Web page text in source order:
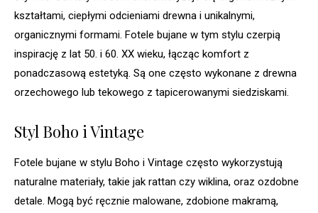
kształtami, ciepłymi odcieniami drewna i unikalnymi,
organicznymi formami. Fotele bujane w tym stylu czerpią
inspirację z lat 50. i 60. XX wieku, łącząc komfort z
ponadczasową estetyką. Są one często wykonane z drewna
orzechowego lub tekowego z tapicerowanymi siedziskami.
Styl Boho i Vintage
Fotele bujane w stylu Boho i Vintage często wykorzystują
naturalne materiały, takie jak rattan czy wiklina, oraz ozdobne
detale. Mogą być ręcznie malowane, zdobione makramą,